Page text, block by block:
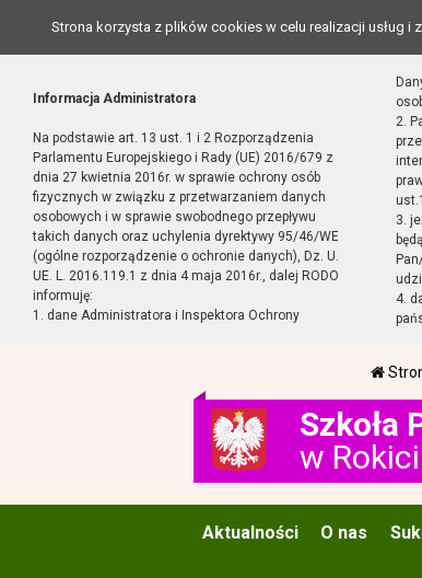
Strona korzysta z plików cookies w celu realizacji usług i
Informacja Administratora
Na podstawie art. 13 ust. 1 i 2 Rozporządzenia
Parlamentu Europejskiego i Rady (UE) 2016/679 z
dnia 27 kwietnia 2016r. w sprawie ochrony osób
fizycznych w związku z przetwarzaniem danych
osobowych i w sprawie swobodnego przepływu
takich danych oraz uchylenia dyrektywy 95/46/WE
(ogólne rozporządzenie o ochronie danych), Dz. U.
UE. L. 2016.119.1 z dnia 4 maja 2016r., dalej RODO
informuję:
1. dane Administratora i Inspektora Ochrony
2.
3.
4.
Szkoła
w
Aktualności O nas